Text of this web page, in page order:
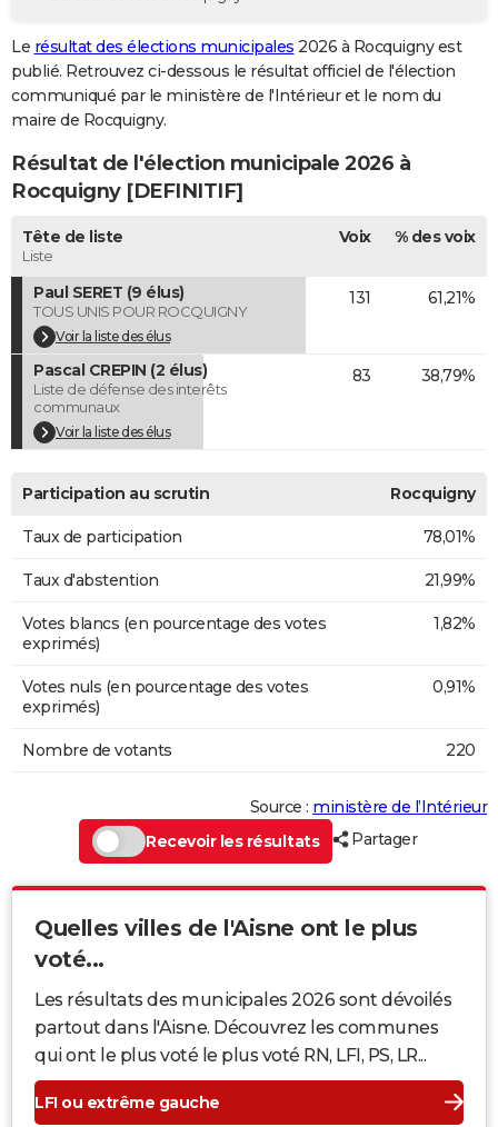
GUIDES D'ACHAT
BONS PLANS
CARTE DE VOEUX
Carte de Noël
Carte Bonne année
Carte Saint-Valentin
Carte Pâques
Carte d'anniversaire
DICTIONNAIRE
Dictionnaire
Biographies
Citations
Expressions
Proverbes
PROGRAMME TV
COPAINS D'AVANT
S'inscrire
Se connecter
Lycées
Collèges
Primaires
Universités
Entreprises
Service militaire
Avis de recherche
AVIS DE DÉCÈS
FORUM
Bricolage
Lifestyle
Culture
Sport
Auto
Television
Voyage
Cinema
Le résultat des élections municipales 2026 à Rocquigny est
publié. Retrouvez ci-dessous le résultat officiel de l'élection
communiqué par le ministère de l'Intérieur et le nom du
maire de Rocquigny.
Résultat de l'élection municipale 2026 à
Rocquigny [DEFINITIF]
Tête de liste
Liste
Voix % des voix
Paul SERET (9 élus)
TOUS UNIS POUR ROCQUIGNY
Voir la liste des élus
131 61,21%
Pascal CREPIN (2 élus)
Liste de défense des interêts
communaux
Voir la liste des élus
83 38,79%
Participation au scrutin Rocquigny
Taux de participation 78,01%
Taux d'abstention 21,99%
Votes blancs (en pourcentage des votes
exprimés)
1,82%
Votes nuls (en pourcentage des votes
exprimés)
0,91%
Nombre de votants 220
Source : ministère de l’Intérieur
Recevoir les résultats
Partager
Quelles villes de l'Aisne ont le plus
voté...
Les résultats des municipales 2026 sont dévoilés
partout dans l'Aisne. Découvrez les communes
qui ont le plus voté le plus voté RN, LFI, PS, LR...
LFI ou extrême gauche